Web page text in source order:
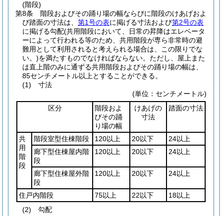
(階段)
第8条
階段およびその踊り場の幅ならびに階段のけあげおよ
び踏面の寸法は、 第1号の表に掲げる寸法および第2号の表
に掲げる勾配(共用階段において、日常の昇降はエレベータ
ーによって行われる等のため、共用階段が専ら非常時の避
難用として利用されると考えられる場合は、この限りでな
い。)を満たすものでなければならない。 ただし、屋上また
は直上階のみに通ずる共用階段およびその踊り場の幅は、
85センチメートル以上とすることができる。
(1)
寸法
(単位：センチメートル)
区分
階段およ
びその踊
り場の幅
けあげの
寸法
踏面の寸法
共
用
階
段
階段室型住棟階段 120以上 20以下
24以上
廊下型住棟屋内階
段
120以上 20以下 24以上
廊下型住棟屋外階
段
120以上 20以下 24以上
住戸内階段 75以上 22以下
18以上
(2)
勾配